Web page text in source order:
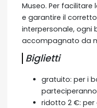
Museo. Per
e garantire il
interpersonale, ogni
accompagnato da
Biglietti
gratuito: per i
ridotto 2 €: per